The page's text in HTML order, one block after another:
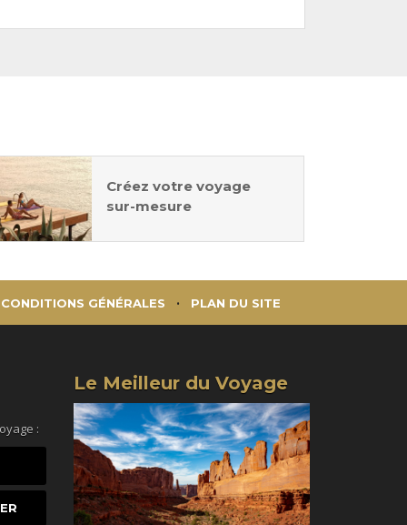
Créez votre voyage
sur-mesure
CONDITIONS GÉNÉRALES PLAN DU SITE
:
Le Meilleur du Voyage